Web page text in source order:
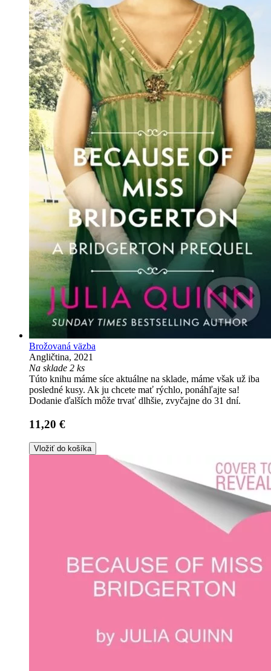
Brožovaná väzba
Angličtina, 2021
Na sklade 2 ks
Túto knihu máme síce aktuálne na sklade, máme však už iba
posledné kusy. Ak ju chcete mať rýchlo, ponáhľajte sa!
Dodanie ďalších môže trvať dlhšie, zvyčajne do 31 dní.
11,20 €
Vložiť do košíka